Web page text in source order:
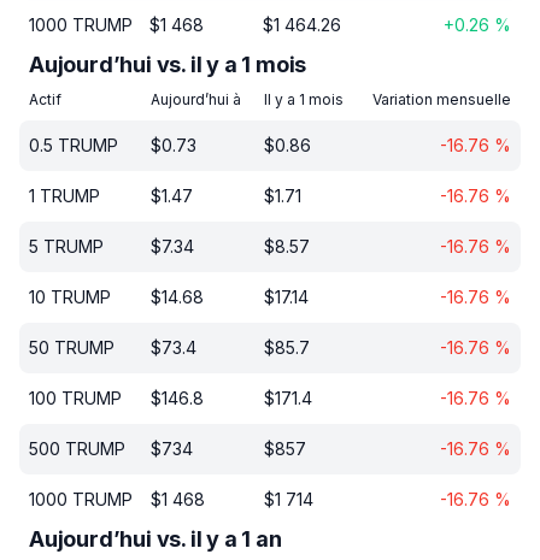
1000 TRUMP $1 468 $1 464.26 +0.26 %
Aujourd’hui vs. il y a 1 mois
Actif Aujourd’hui à Il y a 1 mois Variation mensuelle
0.5 TRUMP $0.73 $0.86 -16.76 %
1 TRUMP $1.47 $1.71 -16.76 %
5 TRUMP $7.34 $8.57 -16.76 %
10 TRUMP $14.68 $17.14 -16.76 %
50 TRUMP $73.4 $85.7 -16.76 %
100 TRUMP $146.8 $171.4 -16.76 %
500 TRUMP $734 $857 -16.76 %
1000 TRUMP $1 468 $1 714 -16.76 %
Aujourd’hui vs. il y a 1 an